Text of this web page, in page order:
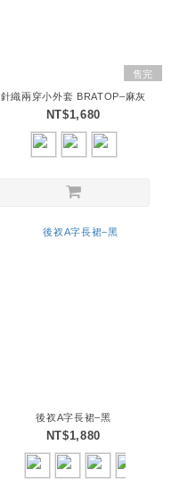
售完
針織兩穿小外套 BRATOP–麻灰
NT$1,680
後衩A字長裙–黑
NT$1,880